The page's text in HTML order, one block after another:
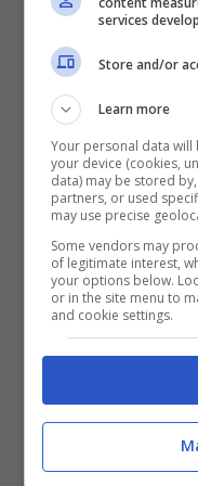
se mi
finita qui visto
che la terna
spogliatoio per
nulla dolci: “Sei
prendere per il
LEGGI ANCHE
pro Ambra
dalla tribuna
Dichiarazioni
che è successo
services
Store and/or
Learn more
Your personal data
your device (cookies,
data) may be stored
partners, or used
may use precise
Some vendors may
of legitimate interest,
your options below.
or in the site menu to
and cookie settings.